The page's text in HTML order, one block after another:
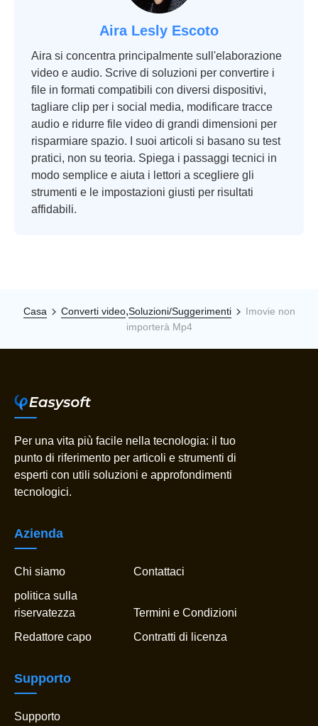
Aira Lesly Escoto
Aira si concentra principalmente sull'elaborazione
video e audio. Scrive di soluzioni per convertire i
file in formati compatibili con diversi dispositivi,
tagliare clip per i social media, modificare tracce
audio e ridurre file video di grandi dimensioni per
risparmiare spazio. I suoi articoli si basano su test
pratici, non su teoria. Spiega i passaggi tecnici in
modo semplice e aiuta i lettori a scegliere gli
strumenti e le impostazioni giusti per risultati
affidabili.
Casa Converti video,Soluzioni/Suggerimenti
Imovie non
importerà Mp4
Per una vita più facile nella tecnologia: il tuo
punto di riferimento per articoli e strumenti di
esperti con utili soluzioni e approfondimenti
tecnologici.
Azienda
Chi siamo
Contattaci
politica sulla
riservatezza
Termini e Condizioni
Redattore capo
Contratti di licenza
Supporto
Supporto